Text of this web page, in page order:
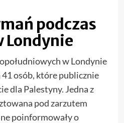
podczas
Londynie
w Londynie
osób, które publicznie
dla Palestyny. Jedna z
pod zarzutem
poinformowały o